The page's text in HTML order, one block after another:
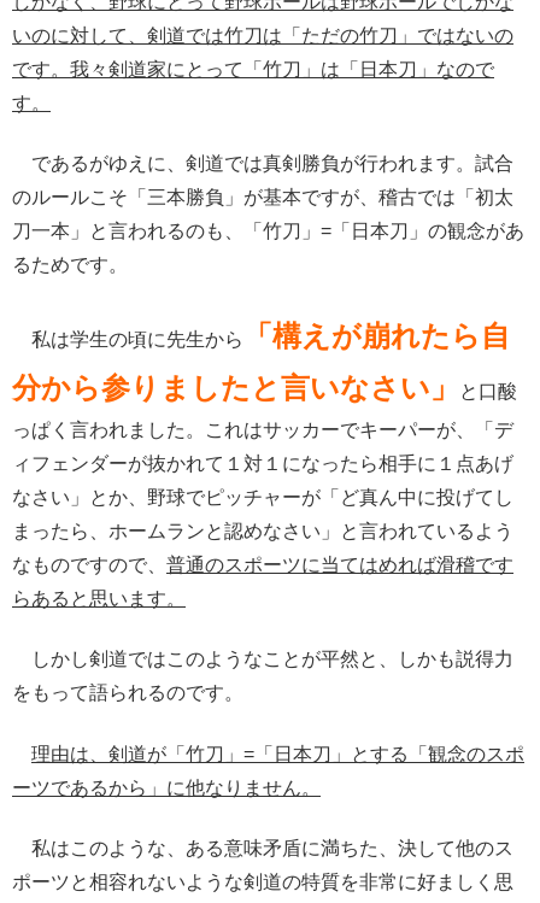
いのに対して、剣道では竹刀は「ただの竹刀」ではないの
です。我々剣道家にとって「竹刀」は「日本刀」なので
す。
であるがゆえに、剣道では真剣勝負が行われます。試合
のルールこそ「三本勝負」が基本ですが、稽古では「初太
刀一本」と言われるのも、「竹刀」=「日本刀」の観念があ
るためです。
私は学生の頃に先生から
「構えが崩れたら自
分から参りましたと言いなさい」
と口酸
っぱく言われました。これはサッカーでキーパーが、「デ
ィフェンダーが抜かれて１対１になったら相手に１点あげ
なさい」とか、野球でピッチャーが「ど真ん中に投げてし
まったら、ホームランと認めなさい」と言われているよう
なものですので、 普通のスポーツに当てはめれば滑稽です
らあると思います。
しかし剣道ではこのようなことが平然と、しかも説得力
をもって語られるのです。
理由は、剣道が「竹刀」=「日本刀」とする「観念のスポ
ーツであるから」に他なりません。
私はこのような、ある意味矛盾に満ちた、決して他のス
ポーツと相容れないような剣道の特質を非常に好ましく思